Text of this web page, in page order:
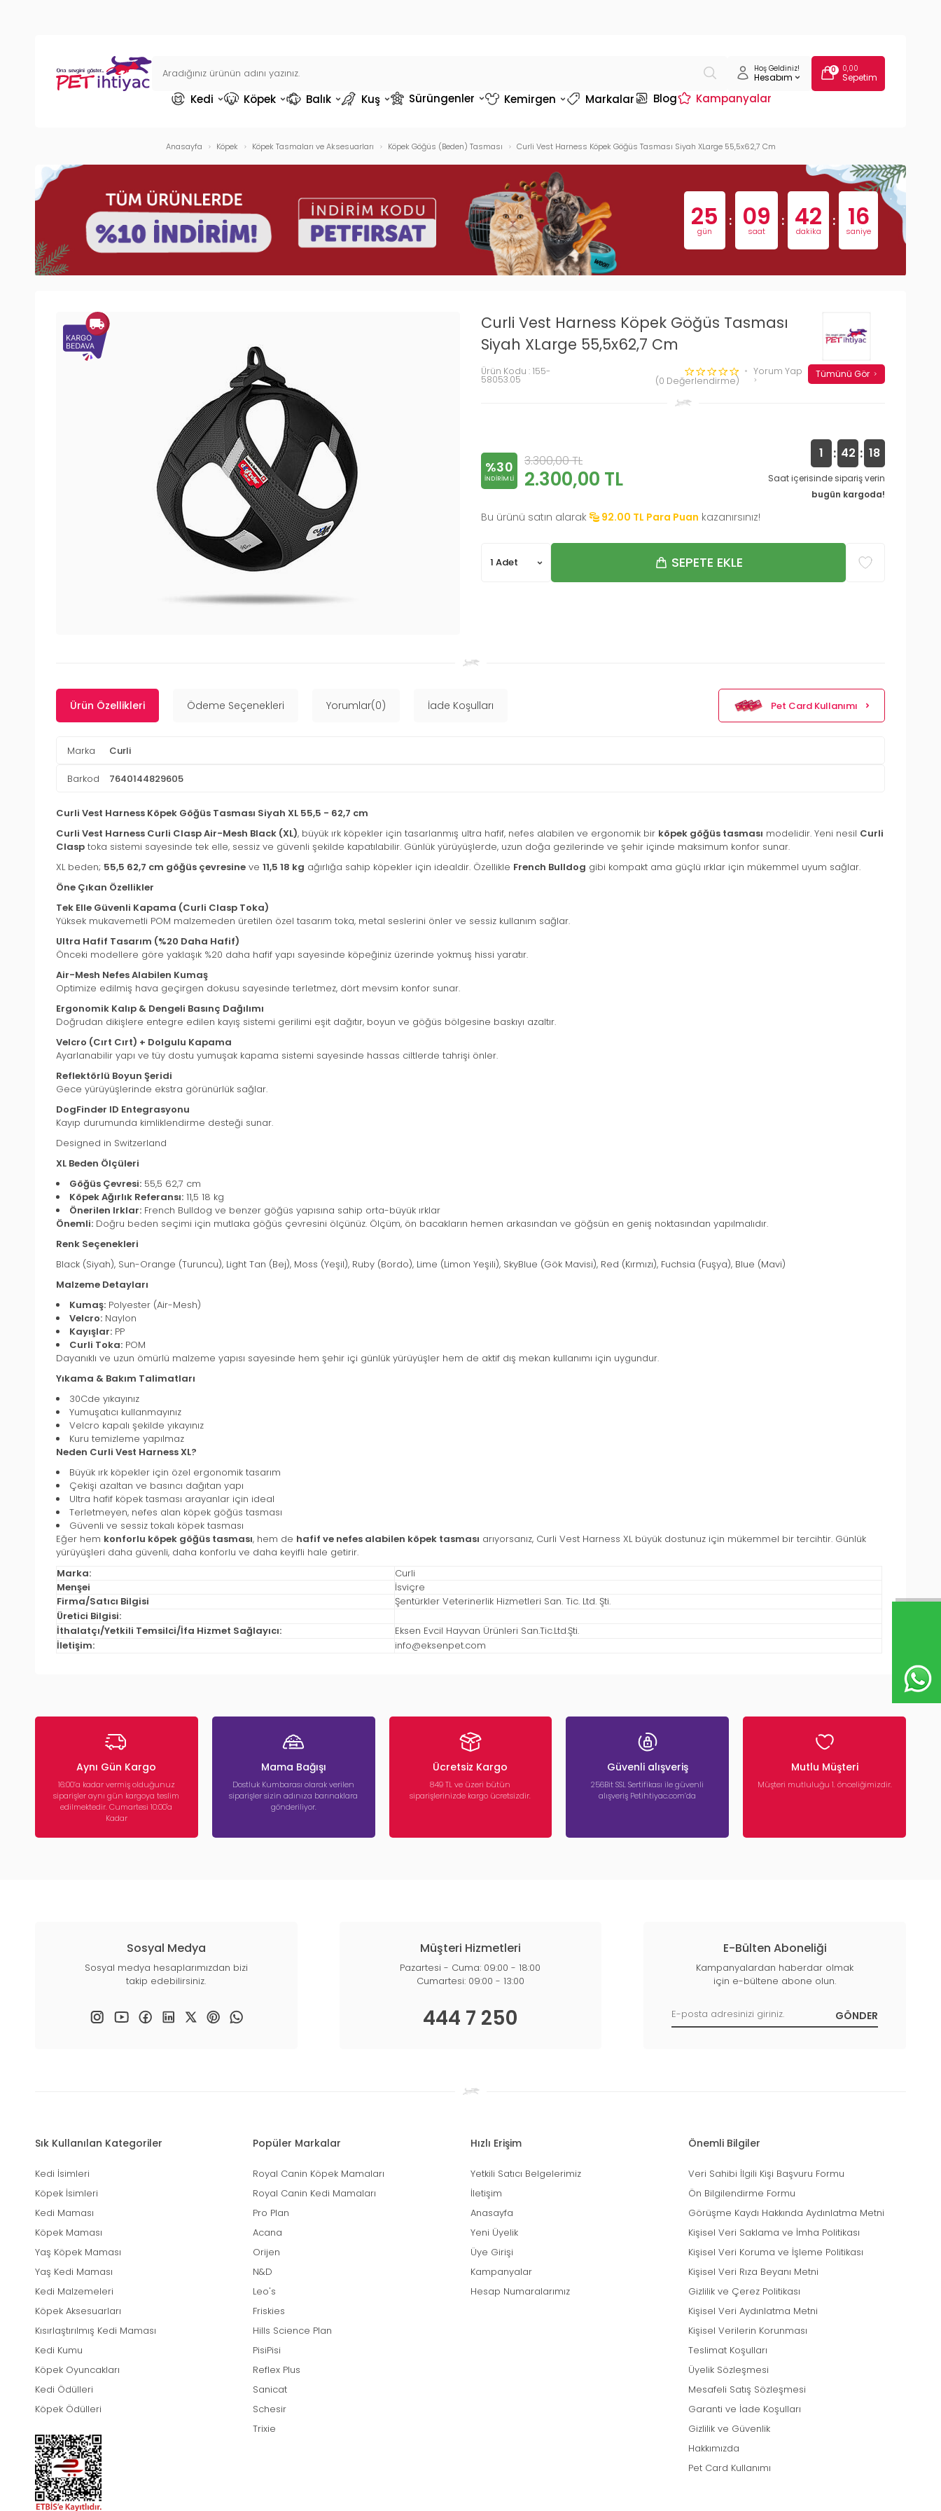
Hoş Geldiniz!
Hesabım
0 0,00
Sepetim
Kedi Köpek Balık Kuş Sürüngenler Kemirgen Markalar Blog Kampanyalar
Anasayfa Köpek Köpek Tasmaları ve Aksesuarları Köpek Göğüs (Beden) Tasması Curli Vest Harness Köpek Göğüs Tasması Siyah XLarge 55,5x62,7 Cm
25
gün
: 09
saat
: 42
dakika
: 15
saniye
Curli Vest Harness Köpek Göğüs Tasması
Siyah XLarge 55,5x62,7 Cm
Ürün Kodu : 155-
58053.05 (0 Değerlendirme)
Yorum Yap Tümünü Gör
%30
INDIRIMLI
3.300,00TL
2.300,00 TL
1 : 42 : 17
Saat içerisinde sipariş verin
bugün kargoda!
Bu ürünü satın alarak 92.00 TL Para Puan kazanırsınız!
SEPETE EKLE
Ürün Özellikleri Ödeme Seçenekleri Yorumlar(0) İade Koşulları Pet Card Kullanımı
Marka Curli
Barkod 7640144829605
Curli Vest Harness Köpek Göğüs Tasması Siyah XL 55,5 - 62,7 cm
Curli Vest Harness Curli Clasp Air-Mesh Black (XL), büyük ırk köpekler için tasarlanmış ultra hafif, nefes alabilen ve ergonomik bir köpek göğüs tasması modelidir. Yeni nesil Curli
Clasp toka sistemi sayesinde tek elle, sessiz ve güvenli şekilde kapatılabilir. Günlük yürüyüşlerde, uzun doğa gezilerinde ve şehir içinde maksimum konfor sunar.
XL beden; 55,5 62,7 cm göğüs çevresine ve 11,5 18 kg ağırlığa sahip köpekler için idealdir. Özellikle French Bulldog gibi kompakt ama güçlü ırklar için mükemmel uyum sağlar.
Öne Çıkan Özellikler
Tek Elle Güvenli Kapama (Curli Clasp Toka)
Yüksek mukavemetli POM malzemeden üretilen özel tasarım toka, metal seslerini önler ve sessiz kullanım sağlar.
Ultra Hafif Tasarım (%20 Daha Hafif)
Önceki modellere göre yaklaşık %20 daha hafif yapı sayesinde köpeğiniz üzerinde yokmuş hissi yaratır.
Air-Mesh Nefes Alabilen Kumaş
Optimize edilmiş hava geçirgen dokusu sayesinde terletmez, dört mevsim konfor sunar.
Ergonomik Kalıp & Dengeli Basınç Dağılımı
Doğrudan dikişlere entegre edilen kayış sistemi gerilimi eşit dağıtır, boyun ve göğüs bölgesine baskıyı azaltır.
Velcro (Cırt Cırt) + Dolgulu Kapama
Ayarlanabilir yapı ve tüy dostu yumuşak kapama sistemi sayesinde hassas ciltlerde tahrişi önler.
Reflektörlü Boyun Şeridi
Gece yürüyüşlerinde ekstra görünürlük sağlar.
DogFinder ID Entegrasyonu
Kayıp durumunda kimliklendirme desteği sunar.
Designed in Switzerland
XL Beden Ölçüleri
Göğüs Çevresi: 55,5 62,7 cm
Köpek Ağırlık Referansı: 11,5 18 kg
Önerilen Irklar: French Bulldog ve benzer göğüs yapısına sahip orta-büyük ırklar
Önemli: Doğru beden seçimi için mutlaka göğüs çevresini ölçünüz. Ölçüm, ön bacakların hemen arkasından ve göğsün en geniş noktasından yapılmalıdır.
Renk Seçenekleri
Black (Siyah), Sun-Orange (Turuncu), Light Tan (Bej), Moss (Yeşil), Ruby (Bordo), Lime (Limon Yeşili), SkyBlue (Gök Mavisi), Red (Kırmızı), Fuchsia (Fuşya), Blue (Mavi)
Malzeme Detayları
Kumaş: Polyester (Air-Mesh)
Velcro: Naylon
Kayışlar: PP
Curli Toka: POM
Dayanıklı ve uzun ömürlü malzeme yapısı sayesinde hem şehir içi günlük yürüyüşler hem de aktif dış mekan kullanımı için uygundur.
Yıkama & Bakım Talimatları
30Cde yıkayınız
Yumuşatıcı kullanmayınız
Velcro kapalı şekilde yıkayınız
Kuru temizleme yapılmaz
Neden Curli Vest Harness XL?
Büyük ırk köpekler için özel ergonomik tasarım
Çekişi azaltan ve basıncı dağıtan yapı
Ultra hafif köpek tasması arayanlar için ideal
Terletmeyen, nefes alan köpek göğüs tasması
Güvenli ve sessiz tokalı köpek tasması
Eğer hem konforlu köpek göğüs tasması, hem de hafif ve nefes alabilen köpek tasması arıyorsanız, Curli Vest Harness XL büyük dostunuz için mükemmel bir tercihtir. Günlük
yürüyüşleri daha güvenli, daha konforlu ve daha keyifli hale getirir.
Marka:
Curli
Menşei
İsviçre
Firma/Satıcı Bilgisi
Şentürkler Veterinerlik Hizmetleri San. Tic. Ltd. Şti.
Üretici Bilgisi:
İthalatçı/Yetkili Temsilci/İfa Hizmet Sağlayıcı:
Eksen Evcil Hayvan Ürünleri San.Tic.Ltd.Şti.
İletişim:
info@eksenpet.com
Aynı Gün Kargo
16:00’a kadar vermiş olduğunuz
siparişler aynı gün kargoya teslim
edilmektedir. Cumartesi 10:00'a
Kadar
Mama Bağışı
Dostluk Kumbarası olarak verilen
siparişler sizin adınıza barınaklara
gönderiliyor.
Ücretsiz Kargo
849 TL ve üzeri bütün
siparişlerinizde kargo ücretsizdir.
Güvenli alışveriş
256Bit SSL Sertifikası ile güvenli
alışveriş Petihtiyac.com’da
Mutlu Müşteri
Müşteri mutluluğu 1. önceliğimizdir.
Sosyal Medya
Sosyal medya hesaplarımızdan bizi
takip edebilirsiniz.
Müşteri Hizmetleri
Pazartesi - Cuma: 09:00 - 18:00
Cumartesi: 09:00 - 13:00
444 7 250
E-Bülten Aboneliği
Kampanyalardan haberdar olmak
için e-bültene abone olun.
Sık Kullanılan Kategoriler
Kedi İsimleri
Köpek İsimleri
Kedi Maması
Köpek Maması
Yaş Köpek Maması
Yaş Kedi Maması
Kedi Malzemeleri
Köpek Aksesuarları
Kısırlaştırılmış Kedi Maması
Kedi Kumu
Köpek Oyuncakları
Kedi Ödülleri
Köpek Ödülleri
Popüler Markalar
Royal Canin Köpek Mamaları
Royal Canin Kedi Mamaları
Pro Plan
Acana
Orijen
N&D
Leo's
Friskies
Hills Science Plan
PisiPisi
Reflex Plus
Sanicat
Schesir
Trixie
Hızlı Erişim
Yetkili Satıcı Belgelerimiz
İletişim
Anasayfa
Yeni Üyelik
Üye Girişi
Kampanyalar
Hesap Numaralarımız
Önemli Bilgiler
Veri Sahibi İlgili Kişi Başvuru Formu
Ön Bilgilendirme Formu
Görüşme Kaydı Hakkında Aydınlatma Metni
Kişisel Veri Saklama ve İmha Politikası
Kişisel Veri Koruma ve İşleme Politikası
Kişisel Veri Rıza Beyanı Metni
Gizlilik ve Çerez Politikası
Kişisel Veri Aydınlatma Metni
Kişisel Verilerin Korunması
Teslimat Koşulları
Üyelik Sözleşmesi
Mesafeli Satış Sözleşmesi
Garanti ve İade Koşulları
Gizlilik ve Güvenlik
Hakkımızda
Pet Card Kullanımı